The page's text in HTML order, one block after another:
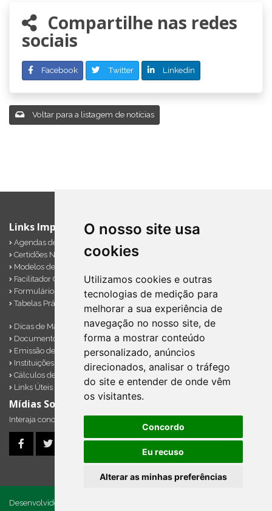
O nosso site usa
cookies
Utilizamos cookies e outras
tecnologias de medição para
melhorar a sua experiência de
navegação no nosso site, de
forma a mostrar conteúdo
personalizado, anúncios
direcionados, analisar o tráfego
do site e entender de onde vêm
os visitantes.
Concordo
Eu recuso
Alterar as minhas preferências
Compartilhe nas redes
sociais
Facebook Twitter Linkedin
Voltar para a listagem de notícias
Links Importantes
Agendas de Obrigações
Certidões Negativas
Modelos de Documentos
Facilitador Contábil
Formulários Diversos
Tabelas Práticas
Dicas de Marketing
Documentos Importantes
Emissão de Notas
Instituições Financeiras
Cálculos de Impostos em Atraso
Links Úteis
Mídias Sociais
Interaja conosco pelos nossos perfis e saiba de todas as novidades.
Desenvolvido por